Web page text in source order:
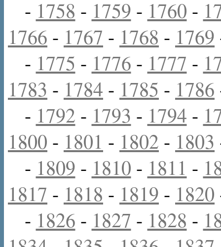
- 1758 - 1759 - 1760 -
1766 - 1767 - 1768 - 1769
- 1775 - 1776 - 1777 -
1783 - 1784 - 1785 - 1786
- 1792 - 1793 - 1794 -
1800 - 1801 - 1802 - 1803
- 1809 - 1810 - 1811 -
1817 - 1818 - 1819 - 1820
- 1826 - 1827 - 1828 -